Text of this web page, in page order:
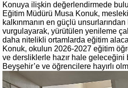
Konuya ilişkin değerlendirmede
Eğitim Müdürü Musa Konuk,
kalkınmanın en güçlü
vurgulayarak, yürütülen yenileme
daha nitelikli ortamlarda eğitim
Konuk, okulun 2026-2027 eğitim
ve dersliklerle hazır hale geleceğini
Beyşehir’e ve öğrencilere hayırlı